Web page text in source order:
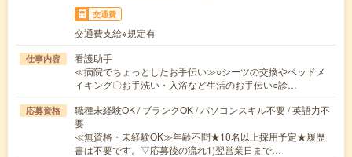
交通費
交通費支給※規定有
仕事内容
看護助手
≪病院でちょっとしたお手伝い≫○シーツの交換やベッドメ
イキング〇お手洗い・入浴など生活のお手伝い○診…
応募資格
職種未経験OK / ブランクOK / パソコンスキル不要 / 英語力不
要
≪無資格・未経験OK≫年齢不問★10名以上採用予定★履歴
書は不要です。▽応募後の流れ1)翌営業日まで…